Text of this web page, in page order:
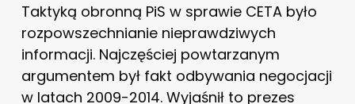
Taktyką obronną PiS w sprawie CETA było
rozpowszechnianie nieprawdziwych
informacji. Najczęściej powtarzanym
argumentem był fakt odbywania negocjacji
w latach 2009-2014. Wyjaśnił to prezes